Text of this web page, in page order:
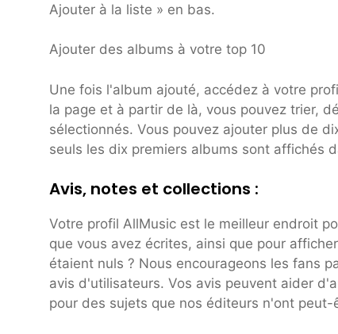
Ajouter à la liste » en bas.
Ajouter des albums à votre top 10
Une fois l'album ajouté, accédez à votre
la page et à partir de là, vous pouvez trier,
sélectionnés. Vous pouvez ajouter plus de
seuls les dix premiers albums sont affichés
Avis, notes et collections :
Votre profil AllMusic est le meilleur endroit
que vous avez écrites, ainsi que pour
étaient nuls ? Nous encourageons les fans
avis d'utilisateurs. Vos avis peuvent aider
pour des sujets que nos éditeurs n'ont peut-